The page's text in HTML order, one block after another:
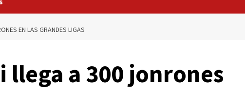
EN LAS GRANDES LIGAS
llega a 300 jonrones